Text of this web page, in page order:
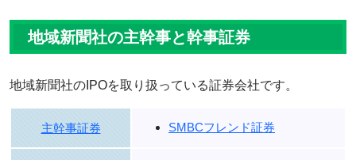
地域新聞社の主幹事と幹事証券
地域新聞社のIPOを取り扱っている証券会社です。
主幹事証券 SMBCフレンド証券